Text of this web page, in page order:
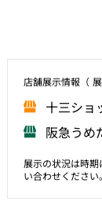
店舗展⽰情報（
⼗三シ
阪急うめ
展示の状況は時
い合わせください。